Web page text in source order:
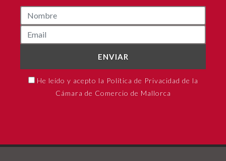
ENVIAR
He leído y acepto la Política de Privacidad de la
Cámara de Comercio de Mallorca